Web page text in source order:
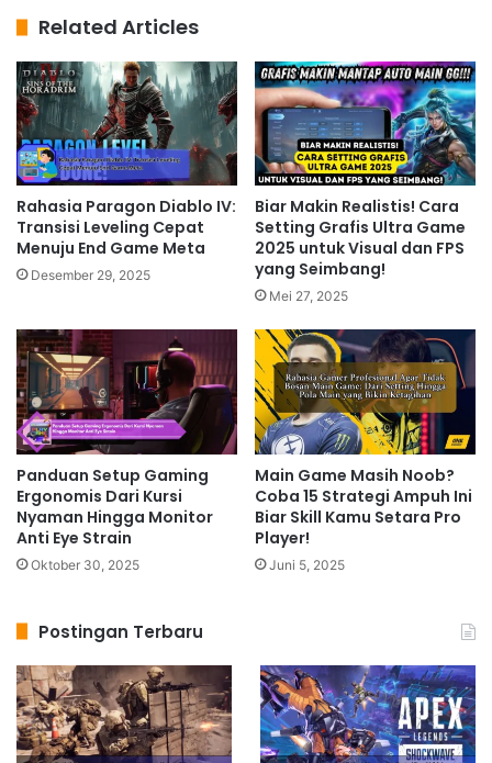
Related Articles
Rahasia Paragon Diablo IV:
Transisi Leveling Cepat
Menuju End Game Meta
Desember 29, 2025
Biar Makin Realistis! Cara
Setting Grafis Ultra Game
2025 untuk Visual dan FPS
yang Seimbang!
Mei 27, 2025
Panduan Setup Gaming
Ergonomis Dari Kursi
Nyaman Hingga Monitor
Anti Eye Strain
Oktober 30, 2025
Main Game Masih Noob?
Coba 15 Strategi Ampuh Ini
Biar Skill Kamu Setara Pro
Player!
Juni 5, 2025
Postingan Terbaru